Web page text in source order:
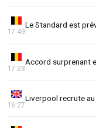
Le Standard est
17:49
Accord surprenant
17:23
Liverpool recrute au
16:27